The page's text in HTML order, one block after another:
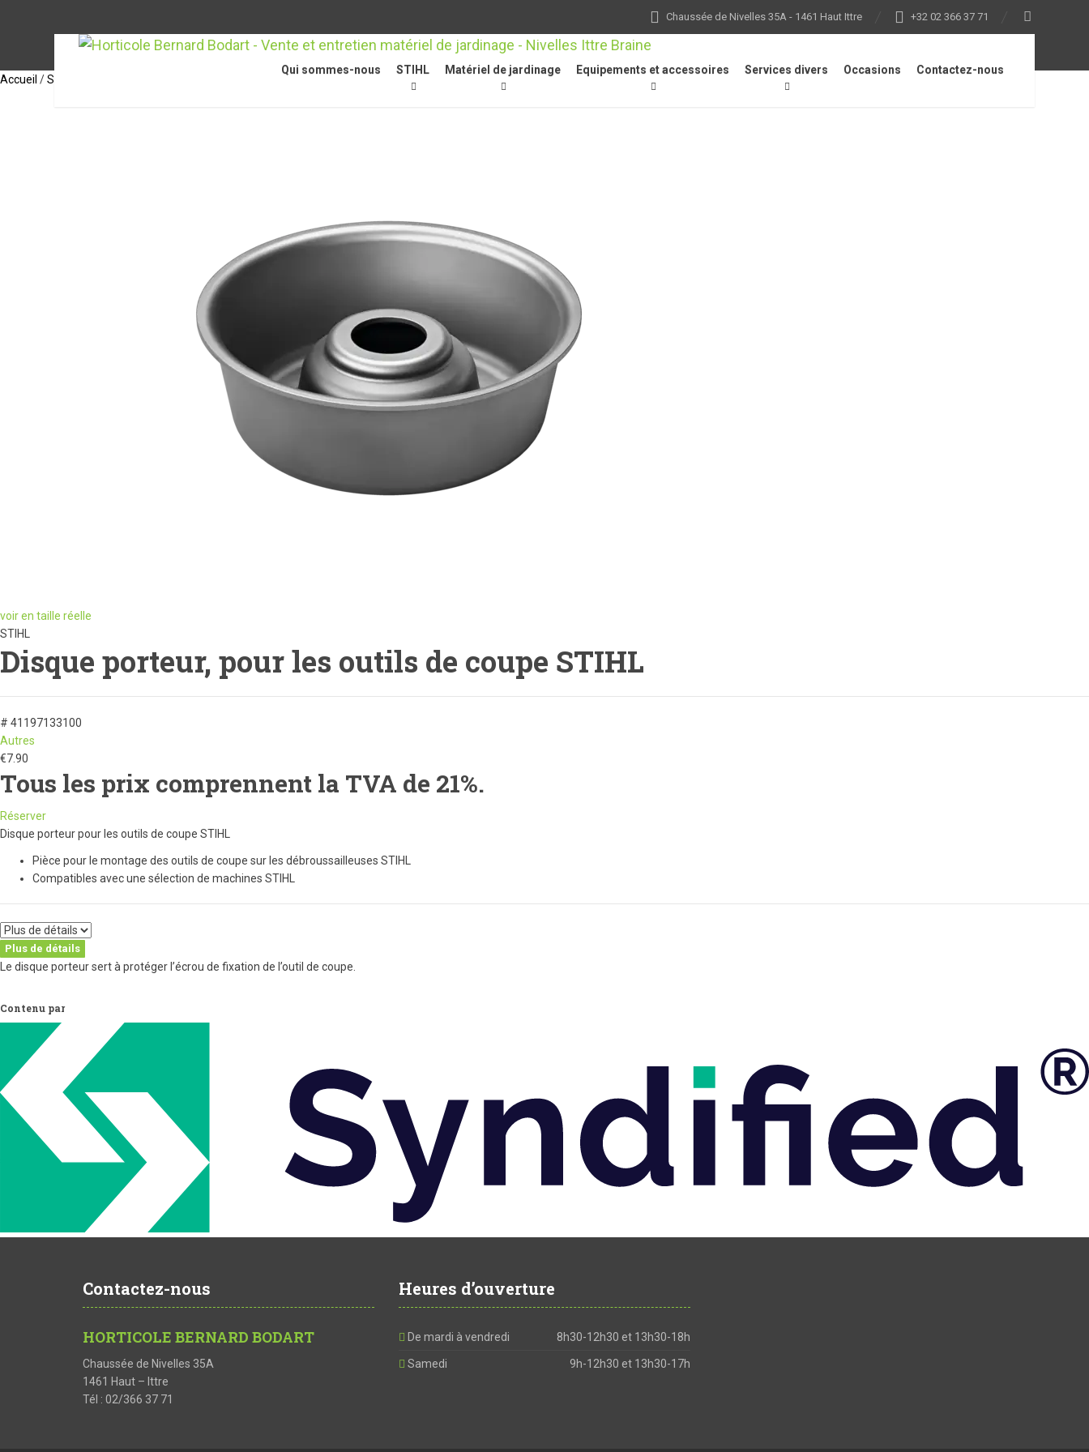
Chaussée de Nivelles 35A - 1461 Haut Ittre +32 02 366 37 71
Qui sommes-nous STIHL Matériel de jardinage Equipements et accessoires Services divers Occasions Contactez-nous
Accueil /STIHL Accessoires Accessoires pour coupe-bordures / coupes-herbes / débroussailleuses Autres Disque porteur, pour les outils de coupe STIHL
voir en taille réelle
STIHL
Disque porteur, pour les outils de coupe STIHL
# 41197133100
Autres
€7.90
Tous les prix comprennent la TVA de 21%.
Réserver
Disque porteur pour les outils de coupe STIHL
Pièce pour le montage des outils de coupe sur les débroussailleuses STIHL
Compatibles avec une sélection de machines STIHL
Plus de détails
Le disque porteur sert à protéger l’écrou de fixation de l’outil de coupe.
Contenu par
Contactez-nous
HORTICOLE BERNARD BODART
Chaussée de Nivelles 35A
1461 Haut – Ittre
Tél : 02/366 37 71
Heures d’ouverture
De mardi à vendredi 8h30-12h30 et 13h30-18h
Samedi 9h-12h30 et 13h30-17h